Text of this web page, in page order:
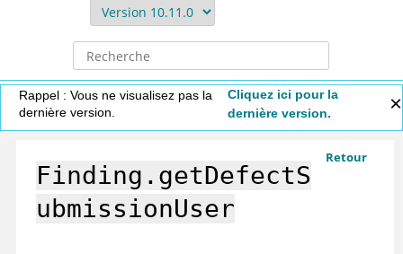
Rappel : Vous ne visualisez pas la
dernière version.
Cliquez ici pour la
dernière version.
Retour
Finding.getDefectS
ubmissionUser